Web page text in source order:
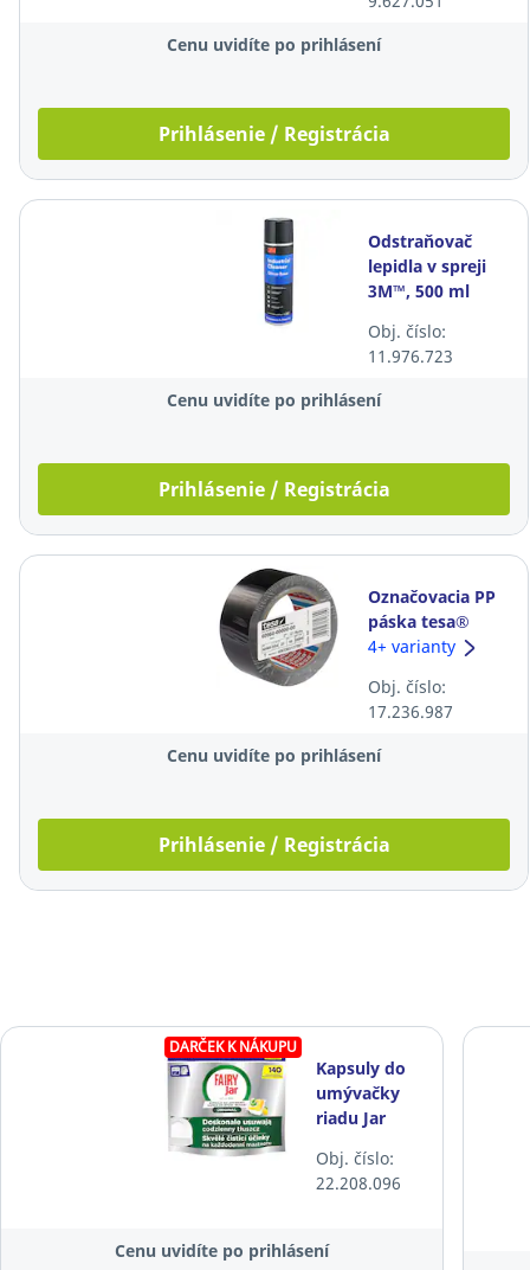
x 33 m, žltá
Cenu uvidíte po prihlásení
Prihlásenie / Registrácia
Odstraňovač
lepidla v spreji
3M™, 500 ml
Obj. číslo:
11.976.723
Cenu uvidíte po prihlásení
Prihlásenie / Registrácia
Označovacia PP
páska tesa®
60960 Anti-
20 m, čierna
4+ varianty
Obj. číslo:
17.236.987
Cenu uvidíte po prihlásení
Prihlásenie / Registrácia
DARČEK K NÁKUPU
Kapsuly do
umývačky
riadu Jar
Original, 140
kusov
Obj. číslo:
22.208.096
Cenu uvidíte po prihlásení